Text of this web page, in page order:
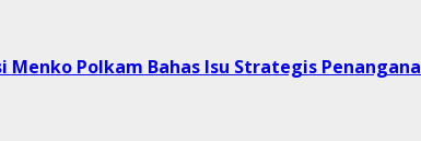
Menko Polkam Bahas Isu Strategis